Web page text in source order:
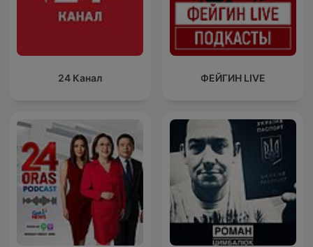
24 Канал ФЕЙГИН LIVE